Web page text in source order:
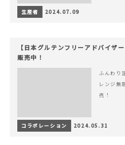
生産者 2024.07.09
【日本グルテンフリーアドバイザ
販売中！
ふんわり
レンジ無
売！
コラボレーション 2024.05.31